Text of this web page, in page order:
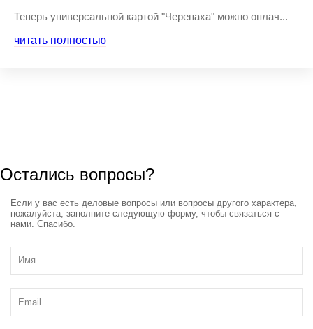
Теперь универсальной картой "Черепаха" можно оплач...
читать полностью
Остались вопросы?
Если у вас есть деловые вопросы или вопросы другого характера,
пожалуйста, заполните следующую форму, чтобы связаться с
нами. Спасибо.